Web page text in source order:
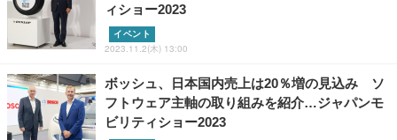
ィショー2023
イベント
2023.11.2(木) 13:00
ボッシュ、日本国内売上は20％増の見込み ソ
フトウェア主軸の取り組みを紹介…ジャパンモ
ビリティショー2023